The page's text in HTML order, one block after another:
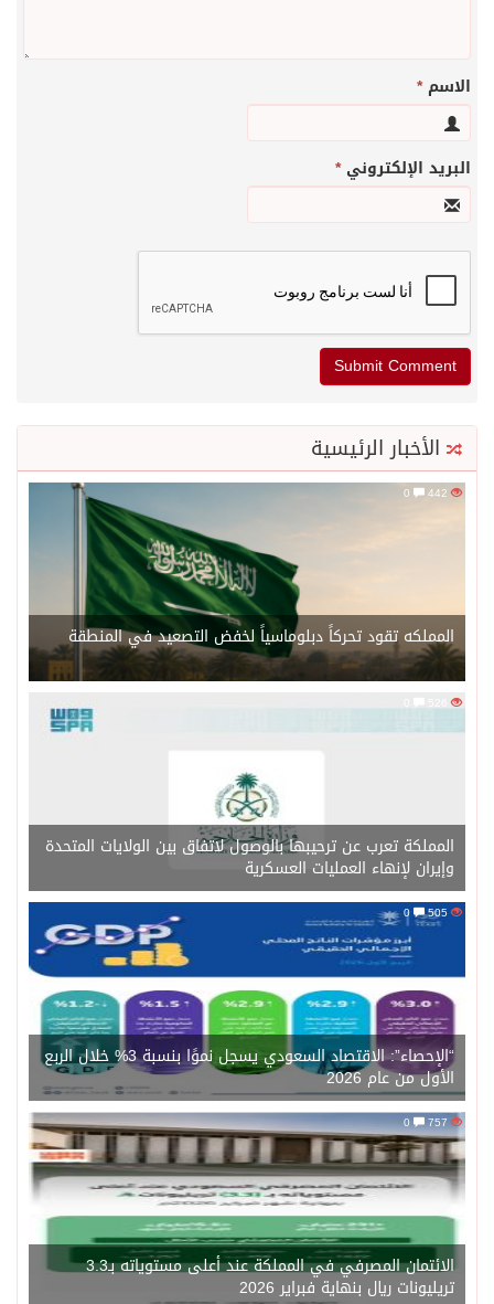
الاسم*
البريد الإلكتروني*
الأخبار الرئيسية
المملكه تقود تحركاً دبلوماسياً لخفض التصعيد في المنطقة
526
المملكة تعرب عن ترحيبها بالوصول لاتفاق بين الولايات المتحدة
وإيران لإنهاء العمليات العسكرية
505
“الإحصاء”: الاقتصاد السعودي يسجل نموًا بنسبة 3% خلال الربع
الأول من عام 2026
757
0
الائتمان المصرفي في المملكة عند أعلى مستوياته بـ3.3
تريليونات ريال بنهاية فبراير 2026